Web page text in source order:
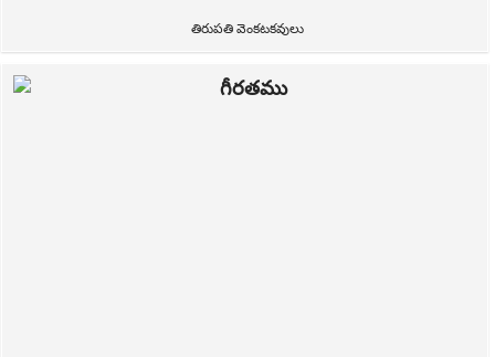
తిరుపతి వెంకటకవులు